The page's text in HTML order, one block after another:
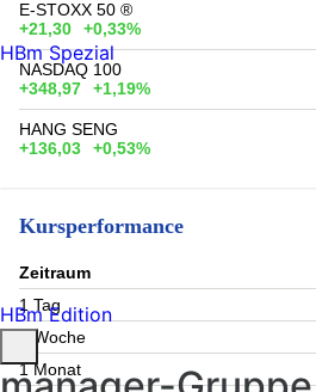
E-STOXX 50 ®
+21,30
+0,33%
NASDAQ 100
+348,97
+1,19%
HANG SENG
+136,03
+0,53%
Kursperformance
Zeitraum
1 Tag
1 Woche
1 Monat
HBm Spezial
HBm Edition